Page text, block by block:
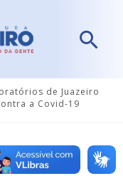
de Juazeiro
a Covid-19